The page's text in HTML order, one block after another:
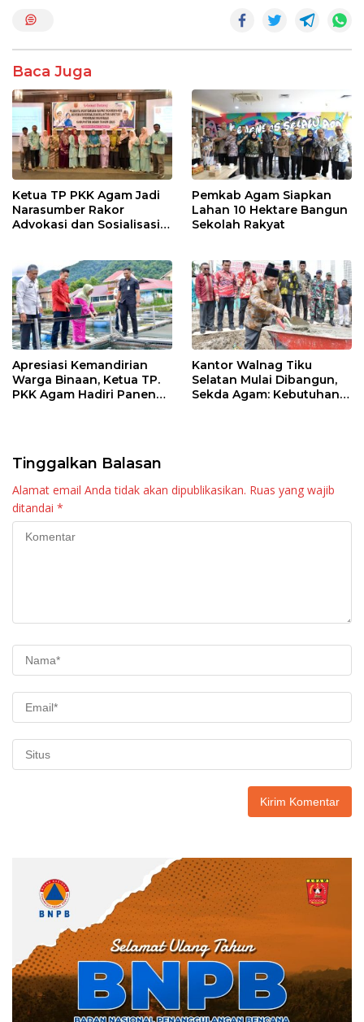
o
o
k
p
p
Baca Juga
Ketua TP PKK Agam Jadi
Narasumber Rakor
Advokasi dan Sosialisasi
Pemkab Agam Siapkan
Lahan 10 Hektare Bangun
Sekolah Rakyat
Apresiasi Kemandirian
Warga Binaan, Ketua TP.
PKK Agam Hadiri Panen
Kantor Walnag Tiku
Selatan Mulai Dibangun,
Sekda Agam: Kebutuhan
Tinggalkan Balasan
Alamat email Anda tidak akan dipublikasikan. Ruas yang wajib
ditandai *